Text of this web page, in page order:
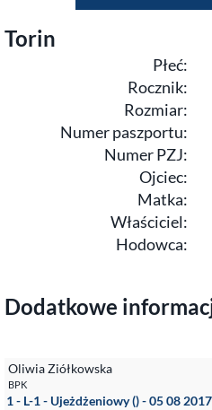
Torin
Płeć:
Rocznik:
Rozmiar:
Numer paszportu:
Numer PZJ:
Ojciec:
Matka:
Właściciel:
Hodowca:
Dodatkowe
Oliwia Ziółkowska
BPK
1 - L-1 - Ujeżdżeniowy () - 05 08 2017